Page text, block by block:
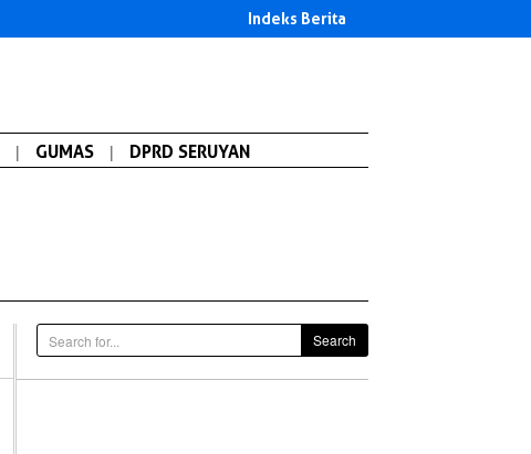
Indeks Berita
| GUMAS | DPRD SERUYAN
Search